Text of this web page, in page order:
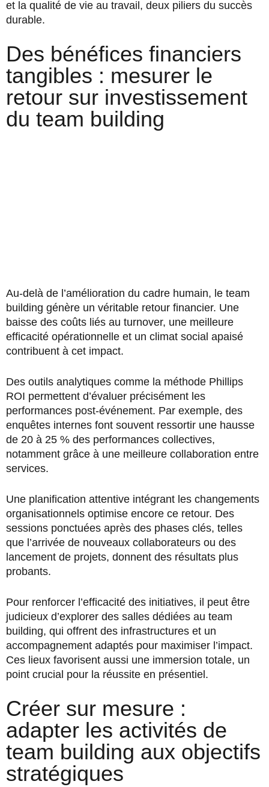
et la qualité de vie au travail, deux piliers du succès
durable.
Des bénéfices financiers
tangibles : mesurer le
retour sur investissement
du team building
Au-delà de l’amélioration du cadre humain, le team
building génère un véritable retour financier. Une
baisse des coûts liés au turnover, une meilleure
efficacité opérationnelle et un climat social apaisé
contribuent à cet impact.
Des outils analytiques comme la méthode Phillips
ROI permettent d’évaluer précisément les
performances post-événement. Par exemple, des
enquêtes internes font souvent ressortir une hausse
de 20 à 25 % des performances collectives,
notamment grâce à une meilleure collaboration entre
services.
Une planification attentive intégrant les changements
organisationnels optimise encore ce retour. Des
sessions ponctuées après des phases clés, telles
que l’arrivée de nouveaux collaborateurs ou des
lancement de projets, donnent des résultats plus
probants.
Pour renforcer l’efficacité des initiatives, il peut être
judicieux d’explorer des salles dédiées au team
building, qui offrent des infrastructures et un
accompagnement adaptés pour maximiser l’impact.
Ces lieux favorisent aussi une immersion totale, un
point crucial pour la réussite en présentiel.
Créer sur mesure :
adapter les activités de
team building aux objectifs
stratégiques